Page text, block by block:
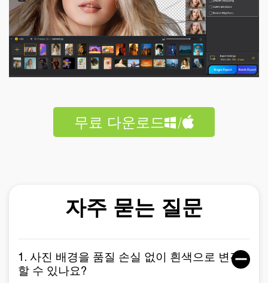
무료 다운로드
자주 묻는 질문
1. 사진 배경을 품질 손실 없이 흰색으로 변경
할 수 있나요?